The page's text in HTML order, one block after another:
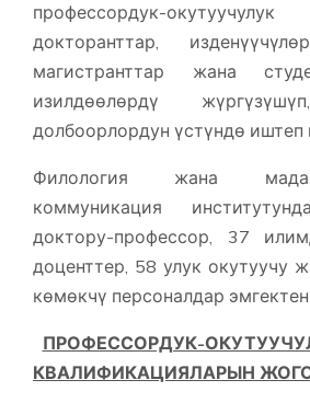
профессордук-
докторанттар,
магистранттар жана
изилдөөлөрдү
долбоорлордун үстүндө иштеп
Филология жана
коммуникация
доктору-профессор, 37
доценттер, 58 улук окутуучу
көмөкчү персоналдар
ПРОФЕССОРДУК-
КВАЛИФИКАЦИЯЛАРЫН